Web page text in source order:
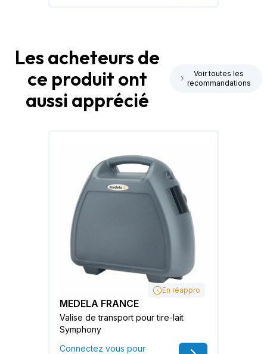
Les acheteurs de
ce produit ont
aussi apprécié
Voir toutes les
recommandations
En réappro
MEDELA FRANCE
Valise de transport pour tire-lait
Symphony
Connectez vous pour